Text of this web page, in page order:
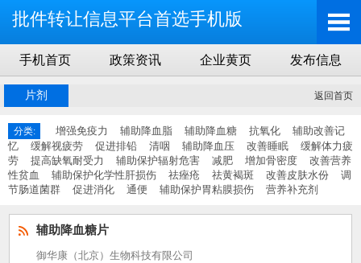
批件转让信息平台首选手机版
手机首页 政策资讯 企业黄页 发布信息
片剂 返回首页
分类: 增强免疫力 辅助降血脂 辅助降血糖 抗氧化
辅助改善记
忆
缓解视疲劳 促进排铅 清咽 辅助降血压 改善睡眠
缓解体力疲
劳
提高缺氧耐受力 辅助保护辐射危害 减肥 增加骨密度
改善营养
性贫血
辅助保护化学性肝损伤 祛痤疮 祛黄褐斑 改善皮肤水份
调
节肠道菌群
促进消化 通便 辅助保护胃粘膜损伤 营养补充剂
辅助降血糖片
御华康（北京）生物科技有限公司